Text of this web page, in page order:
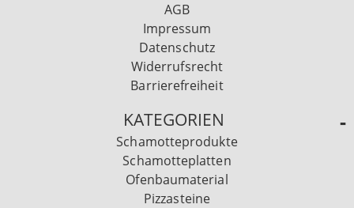
AGB
Impressum
Datenschutz
Widerrufsrecht
Barrierefreiheit
KATEGORIEN
Schamotteprodukte
Schamotteplatten
Ofenbaumaterial
Pizzasteine